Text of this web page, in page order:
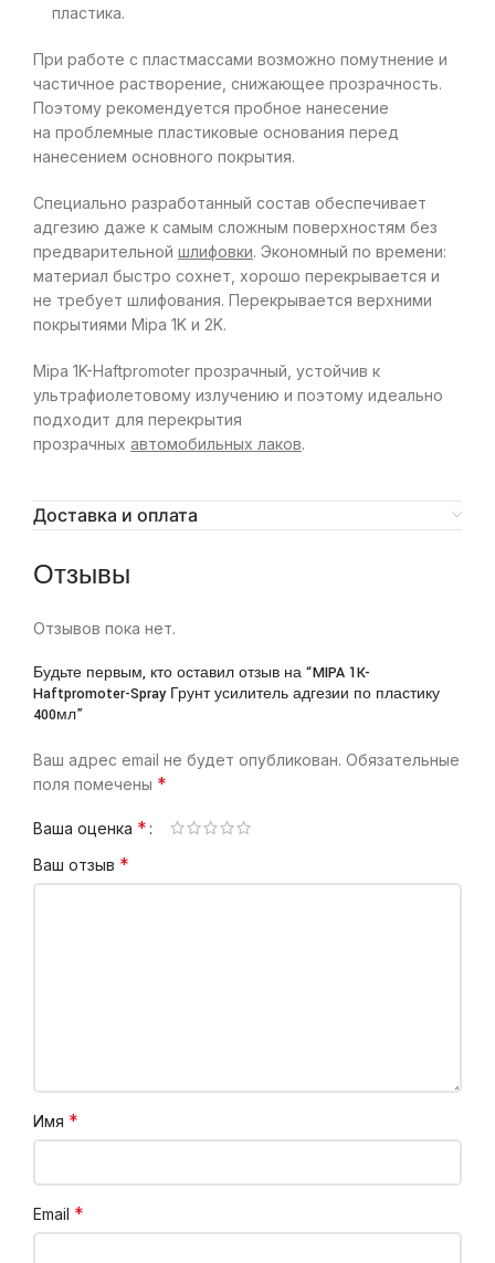
пластика.
При работе с пластмассами возможно помутнение и
частичное растворение, снижающее прозрачность.
Поэтому рекомендуется пробное нанесение
на проблемные пластиковые основания перед
нанесением основного покрытия.
Специально разработанный состав обеспечивает
адгезию даже к самым сложным поверхностям без
предварительной шлифовки. Экономный по времени:
материал быстро сохнет, хорошо перекрывается и
не требует шлифования. Перекрывается верхними
покрытиями Mipa 1K и 2K.
Mipa 1K-Haftpromoter прозрачный, устойчив к
ультрафиолетовому излучению и поэтому идеально
подходит для перекрытия
прозрачных автомобильных лаков.
Доставка и оплата
Отзывы
Отзывов пока нет.
Будьте первым, кто оставил отзыв на “MIPA 1K-
Haftpromoter-Spray Грунт усилитель адгезии по пластику
400мл”
Ваш адрес email не будет опубликован. Обязательные
поля помечены *
Ваша оценка *
Ваш отзыв *
Имя *
Email *